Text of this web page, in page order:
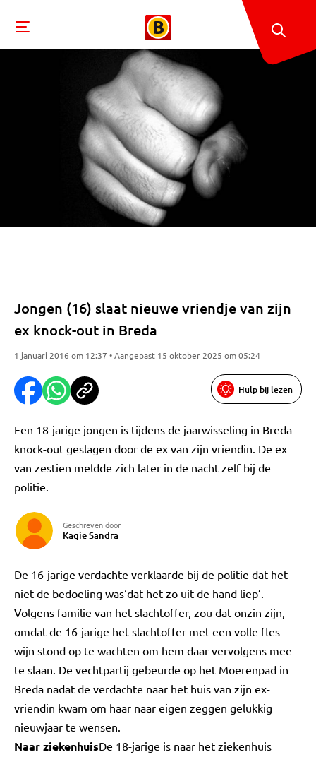
Jongen (16) slaat nieuwe vriendje van zijn
ex knock-out in Breda
1 januari 2016 om 12:37 • Aangepast 15 oktober 2025 om 05:24
Hulp bij lezen
Een 18-jarige jongen is tijdens de jaarwisseling in Breda
knock-out geslagen door de ex van zijn vriendin. De ex
van zestien meldde zich later in de nacht zelf bij de
politie.
Geschreven door
Kagie Sandra
De 16-jarige verdachte verklaarde bij de politie dat het
niet de bedoeling was‘dat het zo uit de hand liep’.
Volgens familie van het slachtoffer, zou dat onzin zijn,
omdat de 16-jarige het slachtoffer met een volle fles
wijn stond op te wachten om hem daar vervolgens mee
te slaan. De vechtpartij gebeurde op het Moerenpad in
Breda nadat de verdachte naar het huis van zijn ex-
vriendin kwam om haar naar eigen zeggen gelukkig
nieuwjaar te wensen.
Naar ziekenhuisDe 18-jarige is naar het ziekenhuis